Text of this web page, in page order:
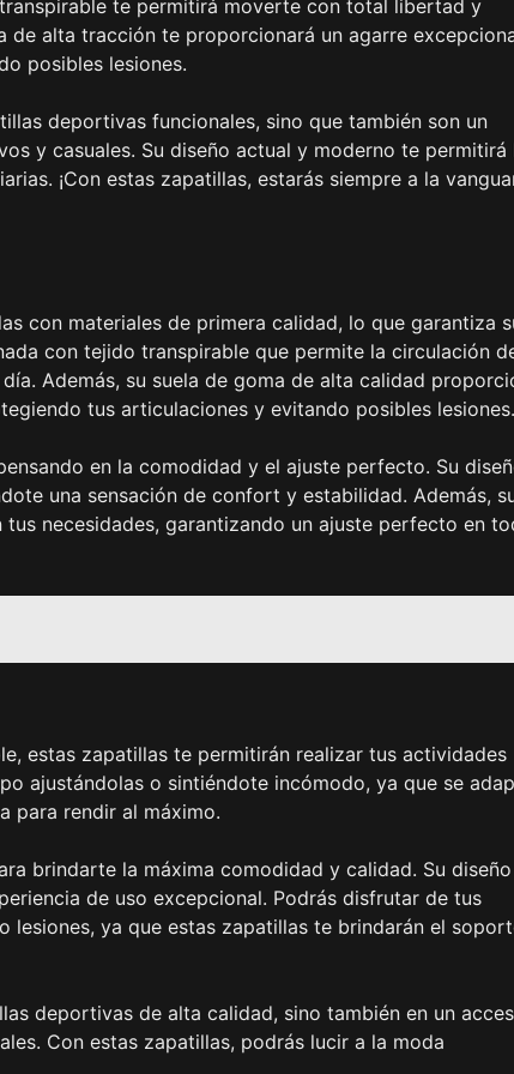
te permitirá moverte con total libertad y
de alta tracción te proporcionará un agarre
posibles lesiones.
deportivas funcionales, sino que también son un
y casuales. Su diseño actual y moderno te permitirá
¡Con estas zapatillas, estarás siempre a la
con materiales de primera calidad, lo que garantiza
con tejido transpirable que permite la circulación
Además, su suela de goma de alta calidad
tus articulaciones y evitando posibles lesiones.
en la comodidad y el ajuste perfecto. Su
una sensación de confort y estabilidad. Además,
necesidades, garantizando un ajuste perfecto en
estas zapatillas te permitirán realizar tus actividades
ajustándolas o sintiéndote incómodo, ya que se
para rendir al máximo.
brindarte la máxima comodidad y calidad. Su diseño
de uso excepcional. Podrás disfrutar de tus
ya que estas zapatillas te brindarán el
deportivas de alta calidad, sino también en un
Con estas zapatillas, podrás lucir a la moda